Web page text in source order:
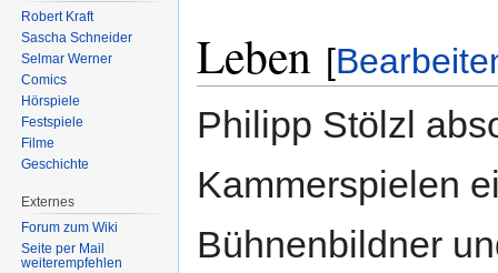
Leben [
Philipp Stölzl
Kammerspielen
Bühnenbildner
Robert Kraft
Sascha Schneider
Selmar Werner
Comics
Hörspiele
Festspiele
Filme
Geschichte
Externes
Forum zum Wiki
Seite per Mail
weiterempfehlen